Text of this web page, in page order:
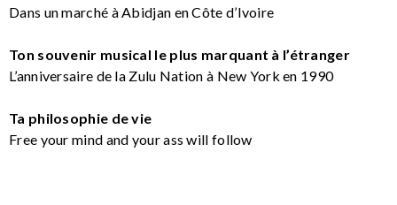
Dans un marché à Abidjan en Côte d’Ivoire
Ton souvenir musical le plus marquant à l’étranger
L’anniversaire de la Zulu Nation à New York en 1990
Ta philosophie de vie
Free your mind and your ass will follow